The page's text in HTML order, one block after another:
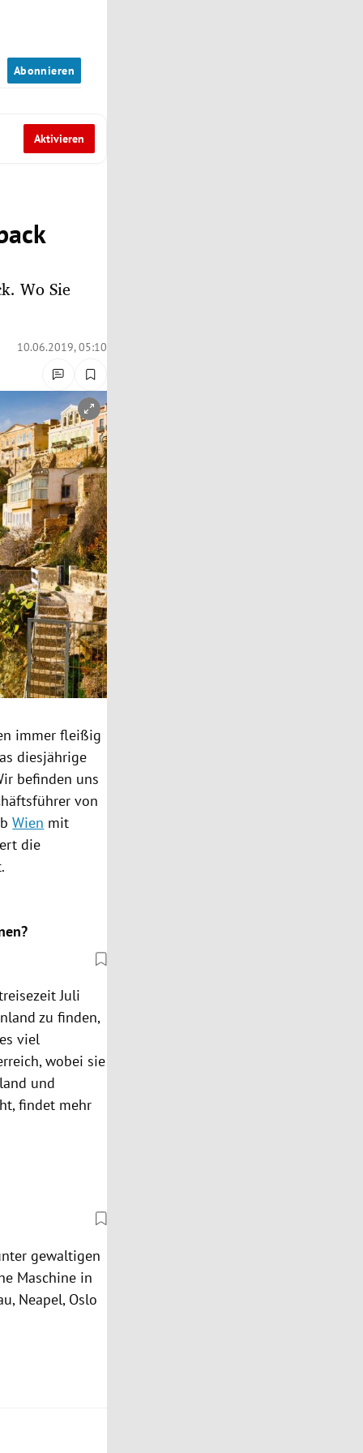
Abonnieren
Aktivieren
Wo Sie
10.06.2019, 05:10
immer fleißig
diesjährige
befinden uns
von
Wien mit
die
Juli
zu finden,
viel
, wobei sie
und
findet mehr
gewaltigen
Maschine in
, Neapel, Oslo